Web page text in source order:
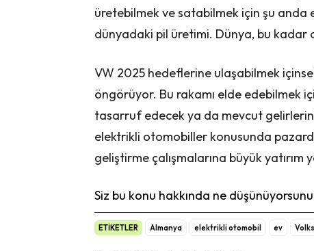
üretebilmek ve satabilmek için şu anda
dünyadaki pil üretimi. Dünya, bu
VW 2025 hedeflerine ulaşabilmek
öngörüyor. Bu rakamı elde edebilmek
tasarruf edecek ya da mevcut
elektrikli otomobiller konusunda
geliştirme çalışmalarına büyük
Siz bu konu hakkında ne
ETİKETLER Almanya elektrikli otomobil ev